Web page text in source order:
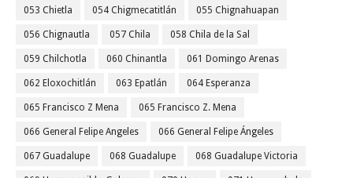
053 Chietla 054 Chigmecatitlán 055 Chignahuapan
056 Chignautla 057 Chila 058 Chila de la Sal
059 Chilchotla 060 Chinantla 061 Domingo Arenas
062 Eloxochitlán 063 Epatlán 064 Esperanza
065 Francisco Z Mena 065 Francisco Z. Mena
066 General Felipe Angeles 066 General Felipe Ángeles
067 Guadalupe 068 Guadalupe 068 Guadalupe Victoria